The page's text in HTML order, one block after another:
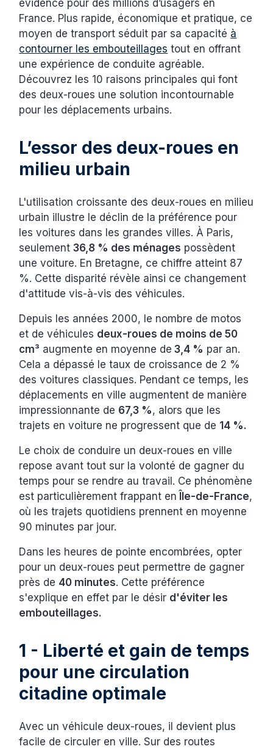
évidence pour des millions d’usagers en
France. Plus rapide, économique et pratique, ce
moyen de transport séduit par sa capacité à
contourner les embouteillages tout en offrant
une expérience de conduite agréable.
Découvrez les 10 raisons principales qui font
des deux-roues une solution incontournable
pour les déplacements urbains.
L’essor des deux-roues en
milieu urbain
L'utilisation croissante des deux-roues en milieu
urbain illustre le déclin de la préférence pour
les voitures dans les grandes villes. À Paris,
seulement36,8 % des ménages possèdent
une voiture. En Bretagne, ce chiffre atteint 87
%. Cette disparité révèle ainsi ce changement
d'attitude vis-à-vis des véhicules.
Depuis les années 2000, le nombre de motos
et de véhicules deux-roues de moins de 50
cm³ augmente en moyenne de 3,4 % par an.
Cela a dépassé le taux de croissance de 2 %
des voitures classiques. Pendant ce temps, les
déplacements en ville augmentent de manière
impressionnante de 67,3 %, alors que les
trajets en voiture ne progressent que de 14 %.
Le choix de conduire un deux-roues en ville
repose avant tout sur la volonté de gagner du
temps pour se rendre au travail. Ce phénomène
est particulièrement frappant en Île-de-France,
où les trajets quotidiens prennent en moyenne
90 minutes par jour.
Dans les heures de pointe encombrées, opter
pour un deux-roues peut permettre de gagner
près de 40 minutes. Cette préférence
s'explique en effet par le désir d'éviter les
embouteillages.
1 - Liberté et gain de temps
pour une circulation
citadine optimale
Avec un véhicule deux-roues, il devient plus
facile de circuler en ville. Sur des routes